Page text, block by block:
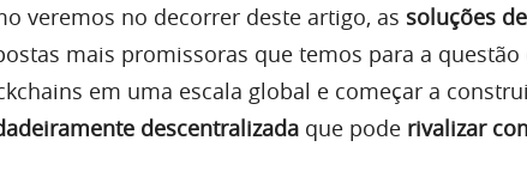
veremos no decorrer deste artigo, as soluções
mais promissoras que temos para a
em uma escala global e começar a
descentralizada que pode rivalizar